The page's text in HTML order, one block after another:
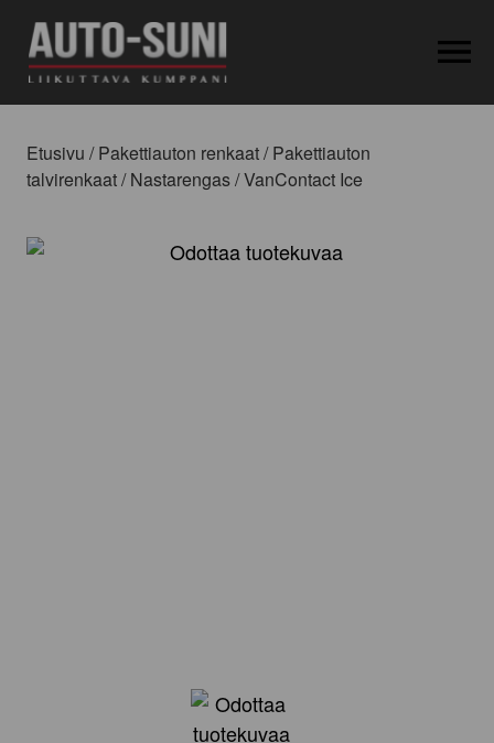
Etusivu /Pakettiauton renkaat/Pakettiauton
talvirenkaat/Nastarengas/ VanContact Ice